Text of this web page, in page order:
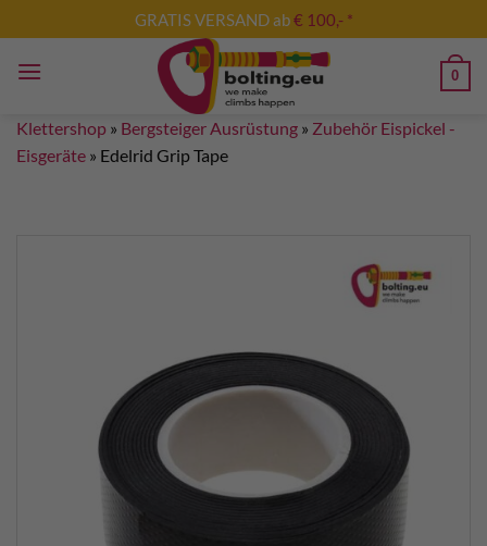
Inhalt
springen
GRATIS VERSAND ab€ 100,- *
0
Klettershop » Bergsteiger Ausrüstung » Zubehör Eispickel -
Eisgeräte » Edelrid Grip Tape